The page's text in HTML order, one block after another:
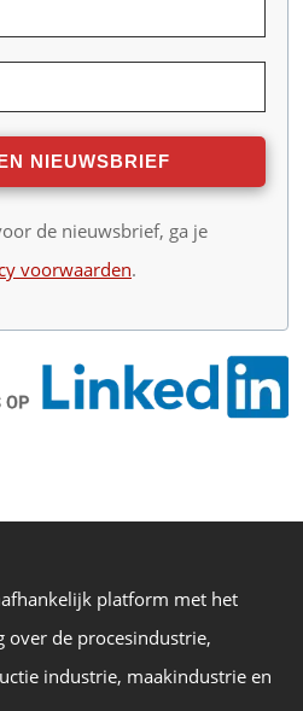
de nieuwsbrief, ga je
voorwaarden.
platform met het
over de procesindustrie,
industrie, maakindustrie en